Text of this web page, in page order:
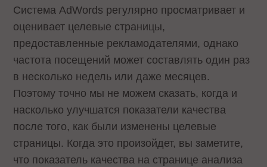
Система AdWords регулярно просматривает и
оценивает целевые страницы,
предоставленные рекламодателями, однако
частота посещений может составлять один раз
в несколько недель или даже месяцев.
Поэтому точно мы не можем сказать, когда и
насколько улучшатся показатели качества
после того, как были изменены целевые
страницы. Когда это произойдет, вы заметите,
что показатель качества на странице анализа